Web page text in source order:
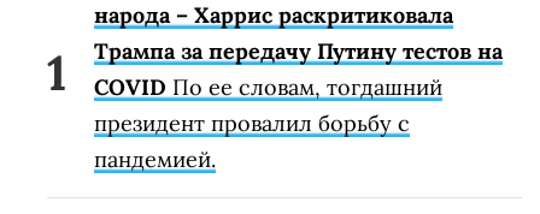
народа – Харрис раскритиковала
Трампа за передачу Путину тестов на
COVID По ее словам, тогдашний
президент провалил борьбу с
пандемией.